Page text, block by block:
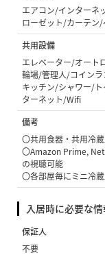
エアコン/インターネ
ローゼット/カーテン
共用設備
エレベーター/オート
輪場/管理人/コイン
キッチン/シャワー/
ターネット/Wifi
備考
〇共用食器・共用冷
〇Amazon Prime,
の視聴可能
〇各部屋毎にミニ冷
入居時に必要な情
保証人
不要